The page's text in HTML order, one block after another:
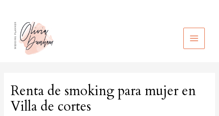
contenido
MAIN
Renta de smoking para mujer en
Villa de cortes